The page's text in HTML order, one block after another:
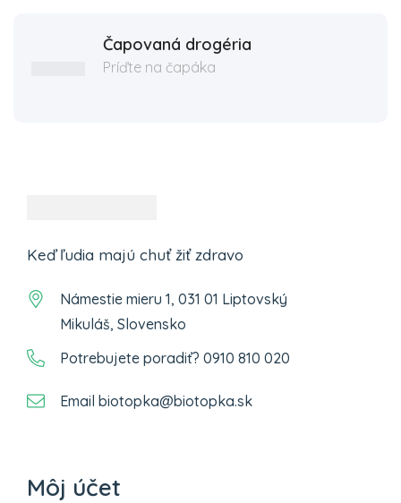
Čapovaná drogéria
Príďte na čapáka
Keď ľudia majú chuť žiť zdravo
Námestie mieru 1, 031 01 Liptovský
Mikuláš, Slovensko
Potrebujete poradiť? 0910 810 020
Email biotopka@biotopka.sk
Môj účet